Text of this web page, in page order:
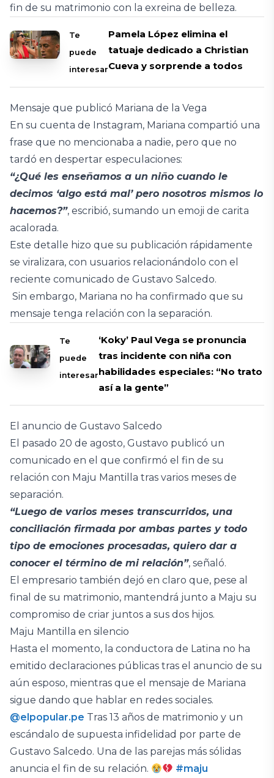
fin de su matrimonio con la exreina de belleza.
Te
puede
interesar
Pamela López elimina el
tatuaje dedicado a Christian
Cueva y sorprende a todos
Mensaje que publicó Mariana de la Vega
En su cuenta de Instagram, Mariana compartió una
frase que no mencionaba a nadie, pero que no
tardó en despertar especulaciones:
“¿Qué les enseñamos a un niño cuando le
decimos ‘algo está mal’ pero nosotros mismos lo
hacemos?”, escribió, sumando un emoji de carita
acalorada.
Este detalle hizo que su publicación rápidamente
se viralizara, con usuarios relacionándolo con el
reciente comunicado de Gustavo Salcedo.
Sin embargo, Mariana no ha confirmado que su
mensaje tenga relación con la separación.
Te
puede
interesar
‘Koky’ Paul Vega se pronuncia
tras incidente con niña con
habilidades especiales: “No trato
así a la gente”
El anuncio de Gustavo Salcedo
El pasado 20 de agosto, Gustavo publicó un
comunicado en el que confirmó el fin de su
relación con Maju Mantilla tras varios meses de
separación.
“Luego de varios meses transcurridos, una
conciliación firmada por ambas partes y todo
tipo de emociones procesadas, quiero dar a
conocer el término de mi relación”, señaló.
El empresario también dejó en claro que, pese al
final de su matrimonio, mantendrá junto a Maju su
compromiso de criar juntos a sus dos hijos.
Maju Mantilla en silencio
Hasta el momento, la conductora de Latina no ha
emitido declaraciones públicas tras el anuncio de su
aún esposo, mientras que el mensaje de Mariana
sigue dando que hablar en redes sociales.
@elpopular.pe Tras 13 años de matrimonio y un
escándalo de supuesta infidelidad por parte de
Gustavo Salcedo. Una de las parejas más sólidas
anuncia el fin de su relación.
#maju